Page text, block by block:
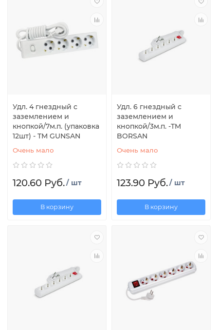
Удл. 4 гнездный с
заземлением и
кнопкой/7м.п. (упаковка
12шт) - TM GUNSAN
Очень мало
120.60 Руб./ шт
В корзину
Удл. 6 гнездный с
заземлением и
кнопкой/3м.п. -TM
BORSAN
Очень мало
123.90 Руб./ шт
В корзину